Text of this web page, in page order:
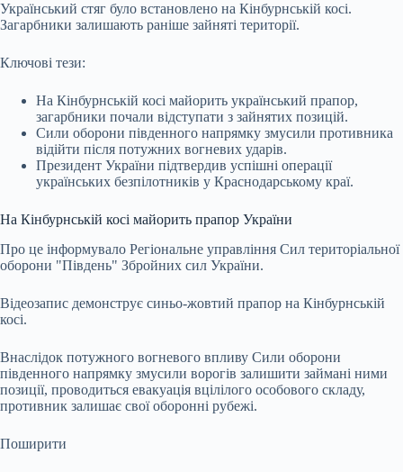
Український стяг було встановлено на Кінбурнській косі.
Загарбники залишають раніше зайняті території.
Ключові тези:
На Кінбурнській косі майорить український прапор,
загарбники почали відступати з зайнятих позицій.
Сили оборони південного напрямку змусили противника
відійти після потужних вогневих ударів.
Президент України підтвердив успішні операції
українських безпілотників у Краснодарському краї.
На Кінбурнській косі майорить прапор України
Про це інформувало Регіональне управління Сил територіальної
оборони "Південь" Збройних сил України.
Відеозапис демонструє синьо-жовтий прапор на Кінбурнській
косі.
Внаслідок потужного вогневого впливу Сили оборони
південного напрямку змусили ворогів залишити займані ними
позиції, проводиться евакуація вцілілого особового складу,
противник залишає свої оборонні рубежі.
Поширити